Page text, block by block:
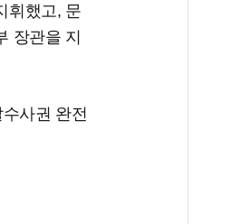
휘했고, 문
장관을 지
사권 완전